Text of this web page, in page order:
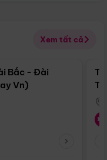
Xem tất cả
Điểm nổi bật
Bắc - Đài
Vn)